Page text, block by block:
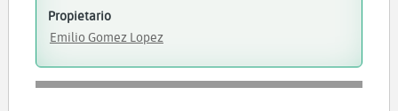
Propietario
Emilio Gomez Lopez